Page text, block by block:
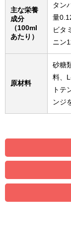
主な栄養
成分
（100ml
あたり）
タン
量
ビタ
ニン
原材料
砂糖
料、
トテ
ンジ